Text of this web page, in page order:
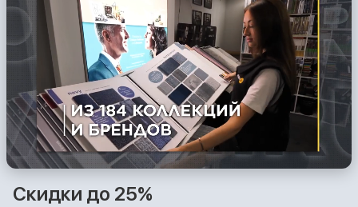
Скидки до 25%